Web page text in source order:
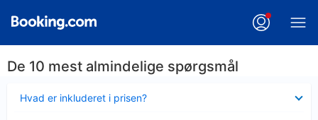
De 10 mest almindelige spørgsmål
Hvad er inkluderet i prisen?